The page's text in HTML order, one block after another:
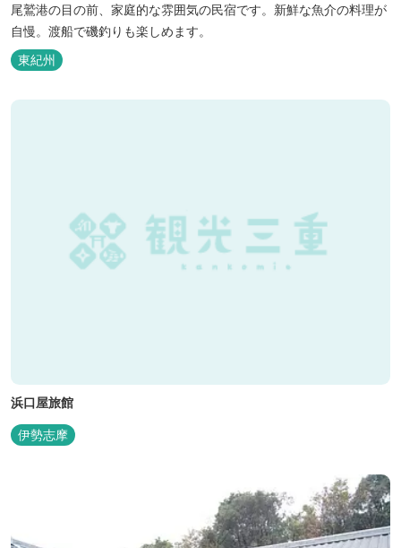
尾鷲港の目の前、家庭的な雰囲気の民宿です。新鮮な魚介の料理が
自慢。渡船で磯釣りも楽しめます。
東紀州
浜口屋旅館
伊勢志摩